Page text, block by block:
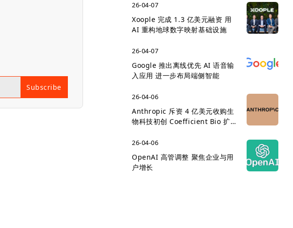
Subscribe
26-04-07
Xoople 完成 1.3 亿美元融资 用
AI 重构地球数字映射基础设施
26-04-07
Google 推出离线优先 AI 语音输
入应用 进一步布局端侧智能
26-04-06
Anthropic 斥资 4 亿美元收购生
物科技初创 Coefficient Bio 扩
26-04-06
OpenAI 高管调整 聚焦企业与用
户增长